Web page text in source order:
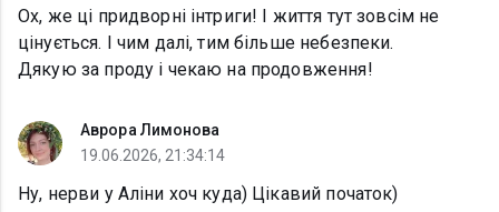
Ох, же ці придворні інтриги! І життя тут зовсім не
цінується. І чим далі, тим більше небезпеки.
Дякую за проду і чекаю на продовження!
Аврора Лимонова
19.06.2026, 21:34:14
Ну, нерви у Аліни хоч куда) Цікавий початок)